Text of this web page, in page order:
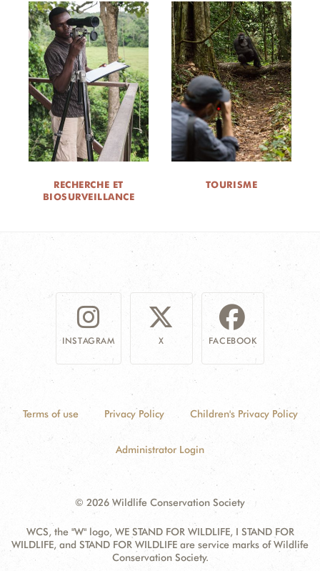
RECHERCHE ET
BIOSURVEILLANCE
TOURISME
INSTAGRAM X FACEBOOK
Terms of use Privacy Policy Children's Privacy Policy
Administrator Login
© 2026 Wildlife Conservation Society
WCS, the "W" logo, WE STAND FOR WILDLIFE, I STAND FOR
WILDLIFE, and STAND FOR WILDLIFE are service marks of Wildlife
Conservation Society.